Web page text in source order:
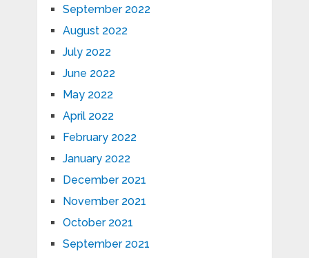
September 2022
August 2022
July 2022
June 2022
May 2022
April 2022
February 2022
January 2022
December 2021
November 2021
October 2021
September 2021